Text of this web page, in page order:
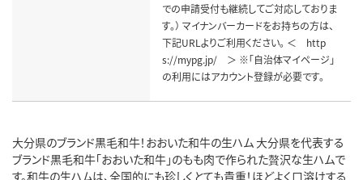
での申請受付も継続してご対応しておりま
す。） マイナンバーカードをお持ちの方は、
下記URLよりご利用ください。 ＜ http
s://mypg.jp/ ＞ ※「自治体マイページ」
の利用にはアカウント登録が必要です。
大分県のブランド黒毛和牛！おおいた和牛の生ハム 大分県を代表する
ブランド黒毛和牛「おおいた和牛」のもも肉で作られた贅沢な生ハムで
す。和牛の生ハムは、全国的にも珍しくとても貴重！ほどよく口溶けする